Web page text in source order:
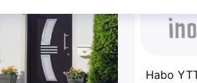
Habo